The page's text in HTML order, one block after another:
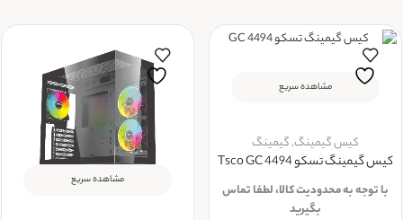
مشاهده سریع
کیس گیمینگ,گیمینگ
کیس گیمینگ تسکو Tsco GC 4494
با توجه به محدودیت کالا، لطفا تماس
بگیرید
مشاهده سریع